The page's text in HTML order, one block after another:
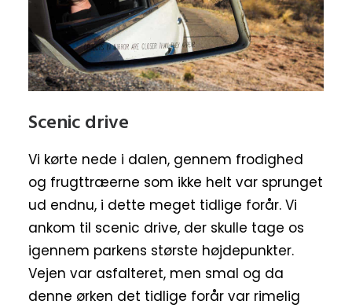
Scenic drive
Vi kørte nede i dalen, gennem frodighed
og frugttræerne som ikke helt var sprunget
ud endnu, i dette meget tidlige forår. Vi
ankom til scenic drive, der skulle tage os
igennem parkens største højdepunkter.
Vejen var asfalteret, men smal og da
denne ørken det tidlige forår var rimelig